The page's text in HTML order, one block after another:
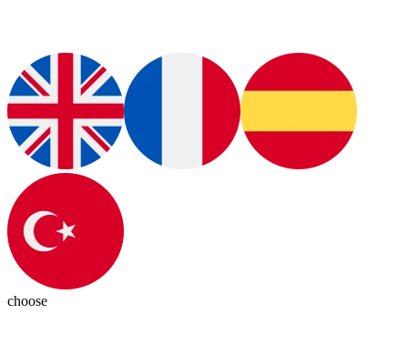
choose